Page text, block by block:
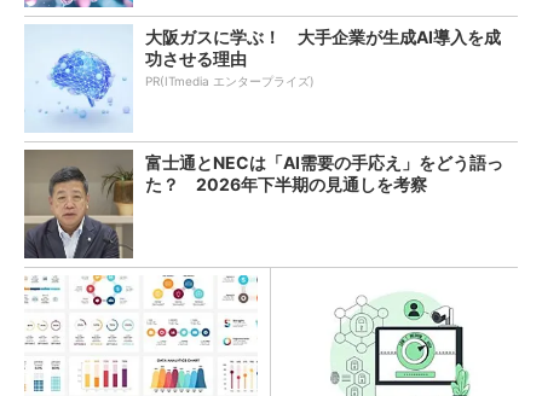
大阪ガスに学ぶ！ 大手企業が生成AI導入を成
功させる理由
PR(ITmedia エンタープライズ)
富士通とNECは「AI需要の手応え」をどう語っ
た？ 2026年下半期の見通しを考察